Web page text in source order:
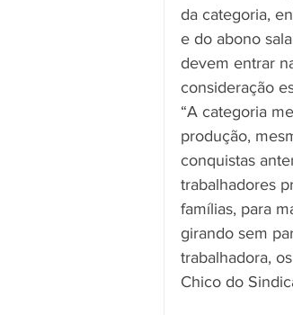
da categoria,
e do abono
devem entrar
consideração
“A categoria
produção,
conquistas
trabalhadores
famílias, para
girando sem
trabalhadora,
Chico do